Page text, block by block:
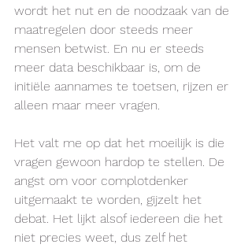
wordt het nut en de noodzaak van de
maatregelen door steeds meer
mensen betwist. En nu er steeds
meer data beschikbaar is, om de
initiële aannames te toetsen, rijzen er
alleen maar meer vragen.
Het valt me op dat het moeilijk is die
vragen gewoon hardop te stellen. De
angst om voor complotdenker
uitgemaakt te worden, gijzelt het
debat. Het lijkt alsof iedereen die het
niet precies weet, dus zelf het